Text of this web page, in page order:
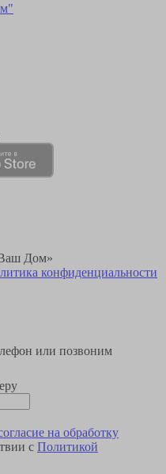
Дом»
конфиденциальности
или позвоним
на обработку
с Политикой